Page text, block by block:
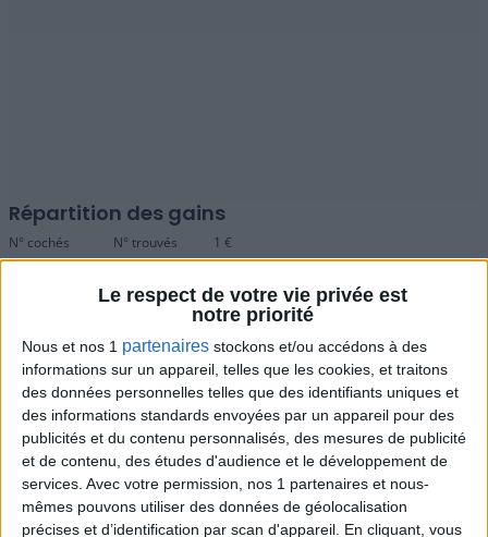
Le respect de votre vie privée est
notre priorité
Nous et nos 1 partenaires stockons et/ou accédons à des
informations sur un appareil, telles que les cookies, et traitons
des données personnelles telles que des identifiants uniques et
des informations standards envoyées par un appareil pour des
publicités et du contenu personnalisés, des mesures de publicité
et de contenu, des études d'audience et le développement de
services. Avec votre permission, nos 1 partenaires et nous-
mêmes pouvons utiliser des données de géolocalisation
précises et d’identification par scan d'appareil. En cliquant, vous
Répartition des gains
N° cochés N° trouvés
1 €
2 000 €
8
150 €
7
15 €
6
5 €
5
2 €
0
2 €
9
30 000 €